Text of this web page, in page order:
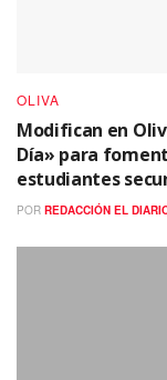
OLIVA
Modifican en
Día» para
estudiantes
POR REDACCIÓN EL